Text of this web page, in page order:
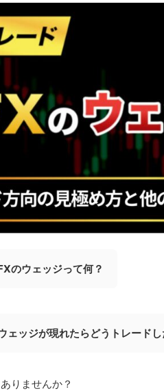
のウェッジって何？
ェッジが現れたらどうトレードし
りませんか？